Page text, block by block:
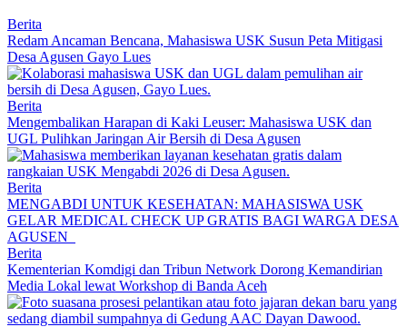
Berita
Redam Ancaman Bencana, Mahasiswa USK Susun Peta Mitigasi
Desa Agusen Gayo Lues
Berita
Mengembalikan Harapan di Kaki Leuser: Mahasiswa USK dan
UGL Pulihkan Jaringan Air Bersih di Desa Agusen
Berita
MENGABDI UNTUK KESEHATAN: MAHASISWA USK
GELAR MEDICAL CHECK UP GRATIS BAGI WARGA DESA
AGUSEN
Berita
Kementerian Komdigi dan Tribun Network Dorong Kemandirian
Media Lokal lewat Workshop di Banda Aceh